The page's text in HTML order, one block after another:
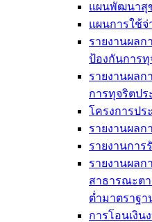
แผนพัฒนาสุ
แผนการใช้จ่
รายงานผลก
ป้องกันการทุ
รายงานผลก
การทุจริตปร
โครงการป
รายงานผลก
รายงานการ
รายงานผลก
สาธารณะต
ต่ำมาตราฐา
การโอนเงิน